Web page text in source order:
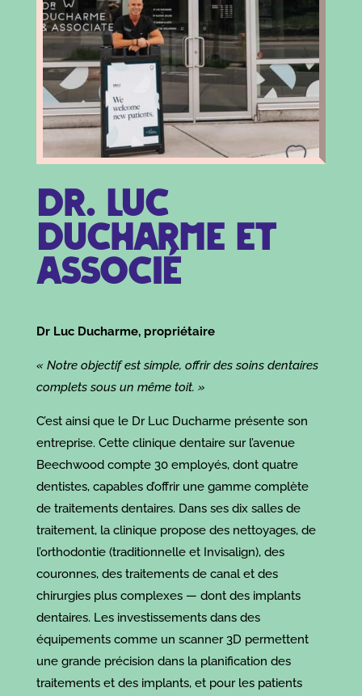
Dr. Luc
Ducharme et
Associé
Dr Luc Ducharme, propriétaire
« Notre objectif est simple, offrir des soins dentaires
complets sous un même toit. »
C’est ainsi que le Dr Luc Ducharme présente son
entreprise. Cette clinique dentaire sur l’avenue
Beechwood compte 30 employés, dont quatre
dentistes, capables d’offrir une gamme complète
de traitements dentaires. Dans ses dix salles de
traitement, la clinique propose des nettoyages, de
l’orthodontie (traditionnelle et Invisalign), des
couronnes, des traitements de canal et des
chirurgies plus complexes — dont des implants
dentaires. Les investissements dans des
équipements comme un scanner 3D permettent
une grande précision dans la planification des
traitements et des implants, et pour les patients